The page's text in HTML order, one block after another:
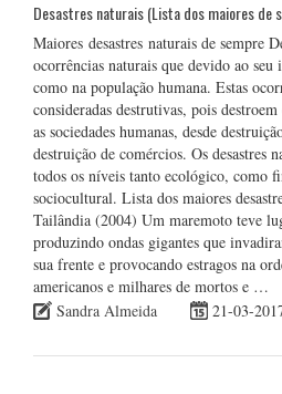
Desastres naturais (Lista dos maiores de
Maiores desastres naturais de sempre
ocorrências naturais que devido ao
como na população humana. Estas
consideradas destrutivas, pois
as sociedades humanas, desde
destruição de comércios. Os desastres
todos os níveis tanto ecológico, como
sociocultural. Lista dos maiores
Tailândia (2004) Um maremoto teve
produzindo ondas gigantes que
sua frente e provocando estragos na
americanos e milhares de mortos e …
Sandra Almeida
21-03-